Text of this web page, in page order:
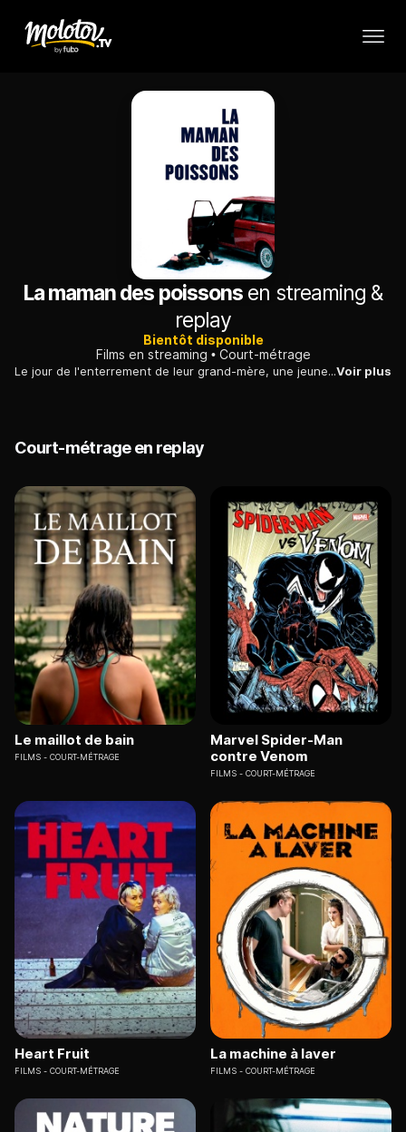
La maman des poissons en streaming &
replay
Bientôt disponible
Films en streaming
Court-métrage
Le jour de l'enterrement de leur grand-mère, une jeune femme réunit ses cousins et cousines pour lui écrire un hommage. Mais rien ne se passe comme prévu.Voir plus
Court-métrage en replay
Le maillot de bain
FILMS COURT-MÉTRAGE
Marvel Spider-Man
contre Venom
FILMS COURT-MÉTRAGE
Heart Fruit
FILMS COURT-MÉTRAGE
La machine à laver
FILMS COURT-MÉTRAGE